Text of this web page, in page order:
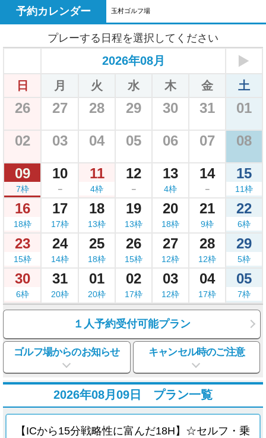
予約カレンダー 玉村ゴルフ場
プレーする日程を選択してください
2026年08月
日
月 火 水 木 金 土
26 27 28 29 30 31 01
02 03 04 05 06 07 08
09
7枠
10
－
11
4枠
12
－
13
4枠
14
－
15
11枠
16
18枠
17
17枠
18
13枠
19
13枠
20
18枠
21
9枠
22
6枠
23
15枠
24
14枠
25
18枠
26
15枠
27
12枠
28
12枠
29
5枠
30
6枠
31
20枠
01
20枠
02
17枠
03
12枠
04
17枠
05
7枠
１人予約受付可能プラン
ゴルフ場からのお知らせ キャンセル時のご注意
2026年08月09日 プラン一覧
【ICから15分戦略性に富んだ18H】☆セルフ・乗